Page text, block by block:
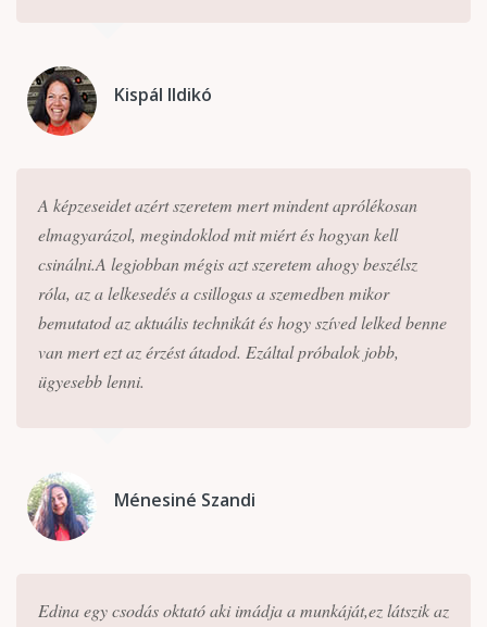
Kispál Ildikó
A képzeseidet azért szeretem mert mindent aprólékosan
elmagyarázol, megindoklod mit miért és hogyan kell
csinálni.A legjobban mégis azt szeretem ahogy beszélsz
róla, az a lelkesedés a csillogas a szemedben mikor
bemutatod az aktuális technikát és hogy szíved lelked benne
van mert ezt az érzést átadod. Ezáltal próbalok jobb,
ügyesebb lenni.
Ménesiné Szandi
Edina egy csodás oktató aki imádja a munkáját,ez látszik az